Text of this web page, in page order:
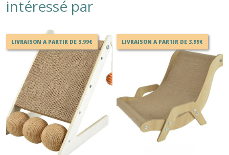
intéressé par
LIVRAISON A PARTIR DE 3.99€ LIVRAISON A PARTIR DE 3.99€